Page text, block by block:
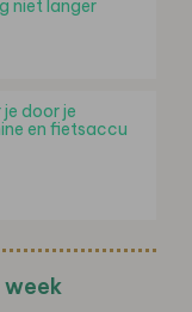
niet langer
door je
en fietsaccu
week